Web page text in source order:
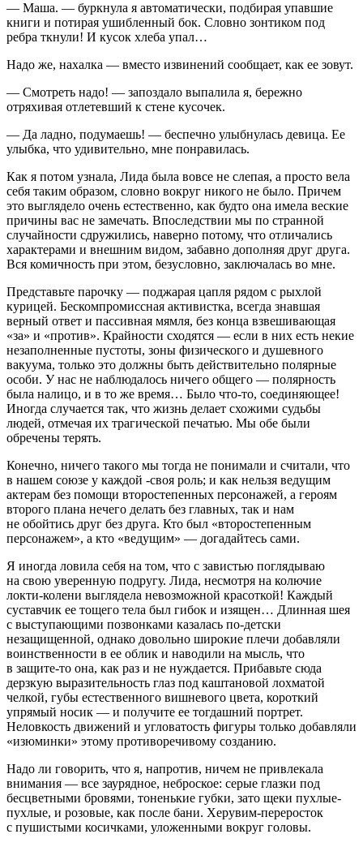
— Маша. — буркнула я автоматически, подбирая упавшие
книги и потирая ушибленный бок. Словно зонтиком под
ребра ткнули! И кусок хлеба упал…
Надо же, нахалка — вместо извинений сообщает, как ее зовут.
— Смотреть надо! — запоздало выпалила я, бережно
отряхивая отлетевший к стене кусочек.
— Да ладно, подумаешь! — беспечно улыбнулась девица. Ее
улыбка, что удивительно, мне понравилась.
Как я потом узнала, Лида была вовсе не слепая, а просто вела
себя таким образом, словно вокруг никого не было. Причем
это выглядело очень естественно, как будто она имела веские
причины вас не замечать. Впоследствии мы по странной
случайности сдружились, наверно потому, что отличались
характерами и внешним видом, забавно дополняя друг друга.
Вся комичность при этом, безусловно, заключалась во мне.
Представьте парочку — поджарая цапля рядом с рыхлой
курицей. Бескомпромиссная активистка, всегда знавшая
верный ответ и пассивная мямля, без конца взвешивающая
«за» и «против». Крайности сходятся — если в них есть некие
незаполненные пустоты, зоны физического и душевного
вакуума, только это должны быть действительно полярные
особи. У нас не наблюдалось ничего общего — полярность
была налицо, и в то же время… Было что-то, соединяющее!
Иногда случается так, что жизнь делает схожими судьбы
людей, отмечая их трагической печатью. Мы обе были
обречены терять.
Конечно, ничего такого мы тогда не понимали и считали, что
в нашем союзе у каждой -своя роль; и как нельзя ведущим
актерам без помощи второстепенных персонажей, а героям
второго плана нечего делать без главных, так и нам
не обойтись друг без друга. Кто был «второстепенным
персонажем», а кто «ведущим» — догадайтесь сами.
Я иногда ловила себя на том, что с завистью поглядываю
на свою уверенную подругу. Лида, несмотря на колючие
локти-колени выглядела невозможной красоткой! Каждый
суставчик ее тощего тела был гибок и изящен… Длинная шея
с выступающими позвонками казалась по-детски
незащищенной, однако довольно широкие плечи добавляли
воинственности в ее облик и наводили на мысль, что
в защите-то она, как раз и не нуждается. Прибавьте сюда
дерзкую выразительность глаз под каштановой лохматой
челкой, губы естественного вишневого цвета, короткий
упрямый носик — и получите ее тогдашний портрет.
Неловкость движений и угловатость фигуры только добавляли
«изюминки» этому противоречивому созданию.
Надо ли говорить, что я, напротив, ничем не привлекала
внимания — все заурядное, неброское: серые глазки под
бесцветными бровями, тоненькие губки, зато щеки пухлые-
пухлые, и розовые, как после бани. Херувим-переросток
с пушистыми косичками, уложенными вокруг головы.